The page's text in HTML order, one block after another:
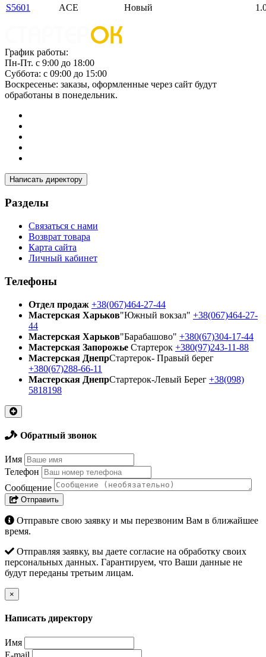
S5601 ACE Новый
График работы:
Пн-Пт. с 9:00 до 18:00
Суббота: с 09:00 до 15:00
Воскресенье: заказы, оформленные через сайт будут
обработаны в понедельник.
Написать директору
Разделы
Связаться с нами
Возврат товара
Карта сайта
Личный кабинет
Телефоны
Отдел продаж +38(067)464-27-44
Мастерская Харьков"Южный вокзал" +38(067)464-27-
44
Мастерская Харьков"Барабашово" +380(67)304-17-44
Мастерская Запорожье Стартерок +380(97)243-11-88
Мастерская ДнепрСтартерок- Правый берег
+380(67)288-66-11
Мастерская ДнепрСтартерок-Левый Берег +38(098)
5818198
Обратный звонок
Имя
Телефон
Сообщение
Отправить
Отправьте свою заявку и мы перезвоним Вам в ближайшее
время.
Отправляя заявку, вы даете согласие на обработку своих
персональных данных. Гарантируем, что Ваши данные не
будут переданы третьим лицам.
×
Написать директору
Имя
E-mail